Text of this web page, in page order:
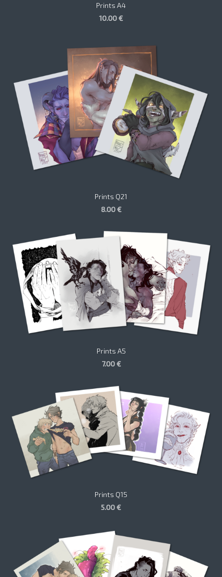
Prints A4
10.00 €
Prints Q21
8.00 €
Prints A5
7.00 €
Prints Q15
5.00 €